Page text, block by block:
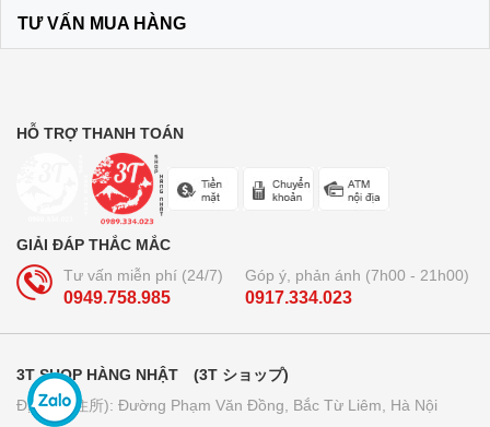
TƯ VẤN MUA HÀNG
HỖ TRỢ THANH TOÁN
GIẢI ĐÁP THẮC MẮC
Tư vấn miễn phí (24/7)
0949.758.985
Góp ý, phản ánh (7h00 - 21h00)
0917.334.023
3T SHOP HÀNG NHẬT (3T ショップ)
Địa chỉ (住所): Đường Phạm Văn Đồng, Bắc Từ Liêm, Hà Nội